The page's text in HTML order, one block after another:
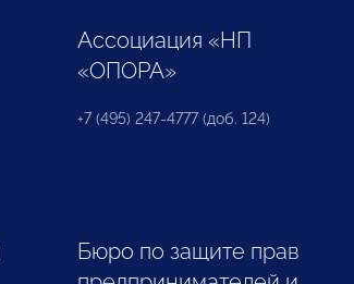
Ассоциация «НП
«ОПОРА»
+7 (495) 247-4777 (доб. 124)
Бюро по защите прав